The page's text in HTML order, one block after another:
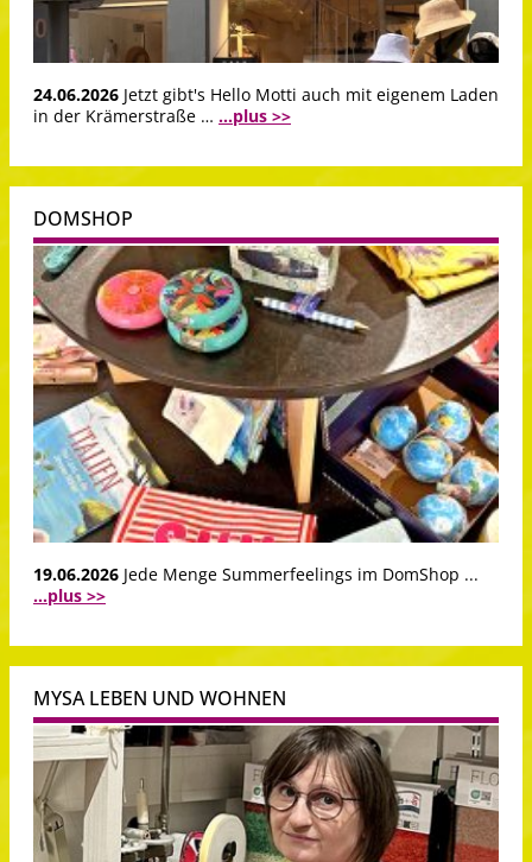
24.06.2026 Jetzt gibt's Hello Motti auch mit eigenem Laden
in der Krämerstraße … ...plus >>
DOMSHOP
19.06.2026 Jede Menge Summerfeelings im DomShop ...
...plus >>
MYSA LEBEN UND WOHNEN